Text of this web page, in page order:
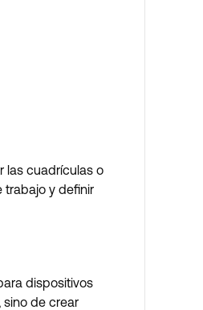
las cuadrículas o
trabajo y definir
dispositivos
sino de crear